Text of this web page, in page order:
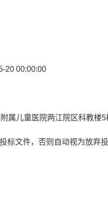
20 00:00:00
属儿童医院两江院区科教楼
标文件，否则自动视为放弃投